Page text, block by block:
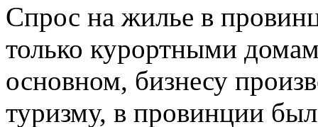
Спрос на жилье в
только курортными
основном, бизнесу
туризму, в провинции